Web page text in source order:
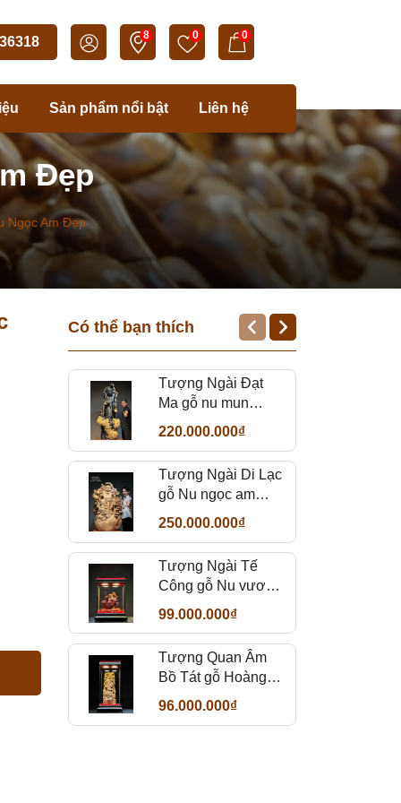
8 0 0
Sản phẩm nổi bật Liên hệ
Đẹp
Ngọc Am Đẹp
Có thể bạn thích
Tượng Ngài Đạt
Ma gỗ nu mun
sừng đẹp
220.000.000₫
Tượng Ngài Di Lạc
gỗ Nu ngọc am
thơm
250.000.000₫
Tượng Ngài Tế
Công gỗ Nu vương
mộc tử đàn
99.000.000₫
Tượng Quan Âm
Bồ Tát gỗ Hoàng
Đàn
96.000.000₫